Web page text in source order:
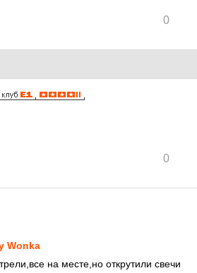
0
0
Wonka
на месте,но открутили свечи